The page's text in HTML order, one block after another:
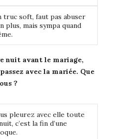
truc soft, faut pas abuser
plus, mais sympa quand
nuit avant le mariage,
avec la mariée. Que
?
pleurez avec elle toute
c’est la fin d’une